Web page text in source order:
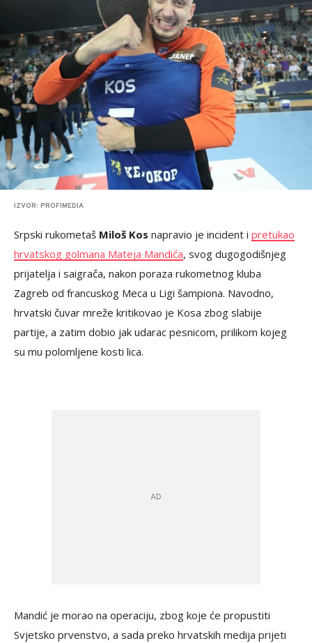
IZVOR: PROFIMEDIA
Srpski rukometaš Miloš Kos napravio je incident i pretukao
hrvatskog golmana Mateja Mandića, svog dugogodišnjeg
prijatelja i saigrača, nakon poraza rukometnog kluba
Zagreb od francuskog Meca u Ligi šampiona. Navodno,
hrvatski čuvar mreže kritikovao je Kosa zbog slabije
partije, a zatim dobio jak udarac pesnicom, prilikom kojeg
su mu polomljene kosti lica.
Mandić je morao na operaciju, zbog koje će propustiti
Svjetsko prvenstvo, a sada preko hrvatskih medija prijeti